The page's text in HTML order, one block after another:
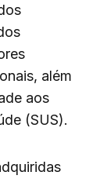
além
aos
(SUS).